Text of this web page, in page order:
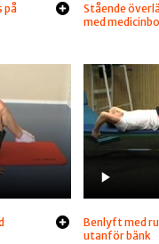
på
Stående
med
Benlyft med
utanför bänk